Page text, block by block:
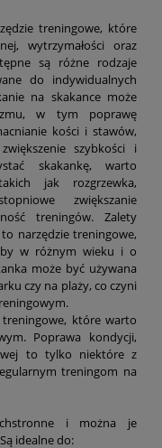
treningowe, które
wytrzymałości oraz
są różne rodzaje
do indywidualnych
na skakance może
w tym poprawę
kości i stawów,
szybkości i
skakankę, warto
jak rozgrzewka,
zwiększanie
treningów. Zalety
narzędzie treningowe,
w różnym wieku i o
może być używana
czy na plaży, co czyni
które warto
Poprawa kondycji,
to tylko niektóre z
treningom na
i można je
idealne do: